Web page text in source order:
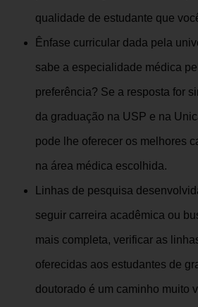
qualidade de estudante que
Ênfase curricular dada pela
sabe a especialidade médica
preferência? Se a resposta for
da graduação na USP e na
pode lhe oferecer os melhores
na área médica escolhida.
Linhas de pesquisa
seguir carreira acadêmica ou
mais completa, verificar as
oferecidas aos estudantes de
doutorado é um caminho muito